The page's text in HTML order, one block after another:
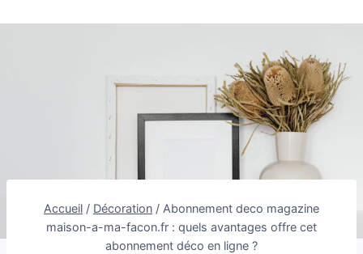
Accueil / Décoration / Abonnement deco magazine
maison-a-ma-facon.fr : quels avantages offre cet
abonnement déco en ligne ?